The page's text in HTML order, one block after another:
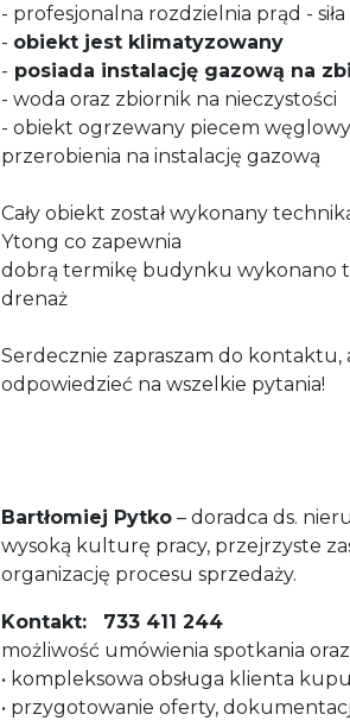
- profesjonalna rozdzielnia prąd - siła
- obiekt jest klimatyzowany
- posiada instalację gazową na
- woda oraz zbiornik na nieczystości
- obiekt ogrzewany piecem
przerobienia na instalację gazową
Cały obiekt został wykonany
Ytong co zapewnia
dobrą termikę budynku wykonano
drenaż
Serdecznie zapraszam do kontaktu,
odpowiedzieć na wszelkie pytania!
Bartłomiej Pytko – doradca ds.
wysoką kulturę pracy, przejrzyste
organizację procesu sprzedaży.
Kontakt:
733 411 244
możliwość umówienia spotkania
• kompleksowa obsługa klienta
• przygotowanie oferty,